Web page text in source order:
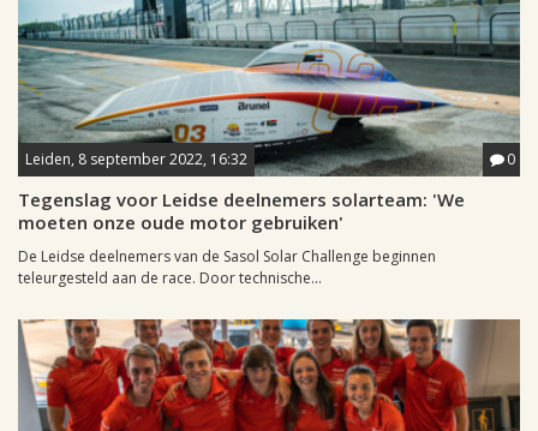
Leiden, 8 september 2022, 16:32 0
Tegenslag voor Leidse deelnemers solarteam: 'We
moeten onze oude motor gebruiken'
De Leidse deelnemers van de Sasol Solar Challenge beginnen
teleurgesteld aan de race. Door technische...